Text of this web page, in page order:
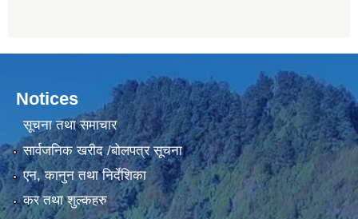
Notices
सूचना तथा समाचार
सार्वजनिक खरीद /बोलपत्र सूचना
एन, कानुन तथा निर्देशिका
कर तथा शुल्कहरु